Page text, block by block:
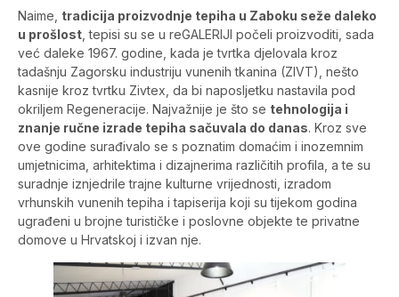
Naime, tradicija proizvodnje tepiha u Zaboku seže daleko
u prošlost , tepisi su se u reGALERIJI počeli proizvoditi, sada
već daleke 1967. godine, kada je tvrtka djelovala kroz
tadašnju Zagorsku industriju vunenih tkanina (ZIVT), nešto
kasnije kroz tvrtku Zivtex, da bi naposljetku nastavila pod
okriljem Regeneracije. Najvažnije je što se tehnologija i
znanje ručne izrade tepiha sačuvala do danas. Kroz sve
ove godine surađivalo se s poznatim domaćim i inozemnim
umjetnicima, arhitektima i dizajnerima različitih profila, a te su
suradnje iznjedrile trajne kulturne vrijednosti, izradom
vrhunskih vunenih tepiha i tapiserija koji su tijekom godina
ugrađeni u brojne turističke i poslovne objekte te privatne
domove u Hrvatskoj i izvan nje.